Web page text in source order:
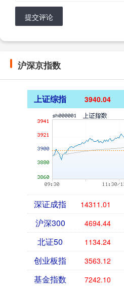
提交评论
沪深京指数
上证综指 3940.04
深证成指 14311.01
沪深300 4694.44
北证50 1134.24
创业板指 3563.12
基金指数 7242.10